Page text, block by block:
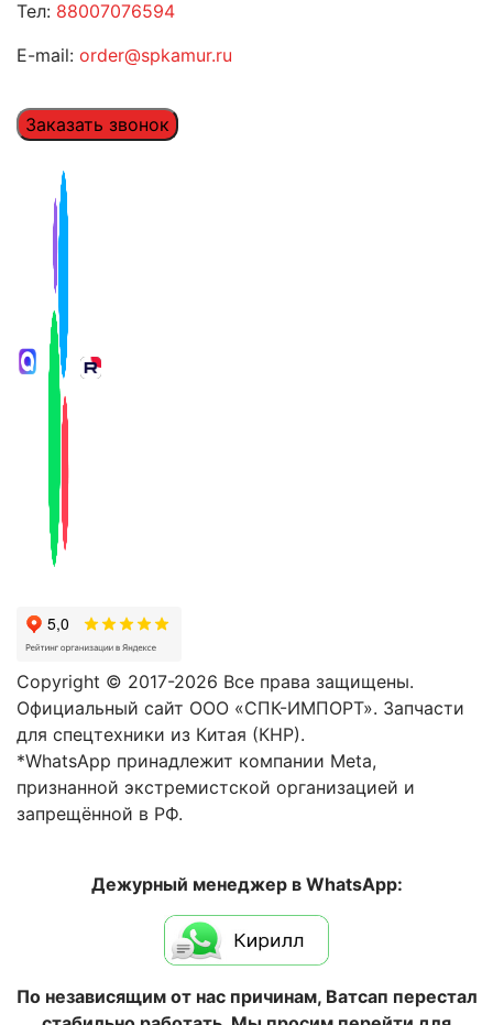
Тел: 88007076594
E-mail: order@spkamur.ru
Заказать звонок
Copyright © 2017-2026 Все права защищены.
Официальный сайт ООО «СПК-ИМПОРТ». Запчасти
для спецтехники из Китая (КНР).
*WhatsApp принадлежит компании Meta,
признанной экстремистской организацией и
запрещённой в РФ.
Дежурный менеджер в WhatsApp:
По независящим от нас причинам, Ватсап перестал